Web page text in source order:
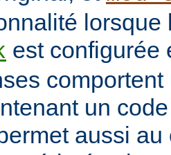
lorsque
est configurée
un
aussi